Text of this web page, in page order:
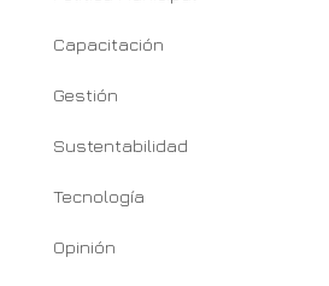
Capacitación
Gestión
Sustentabilidad
Tecnología
Opinión